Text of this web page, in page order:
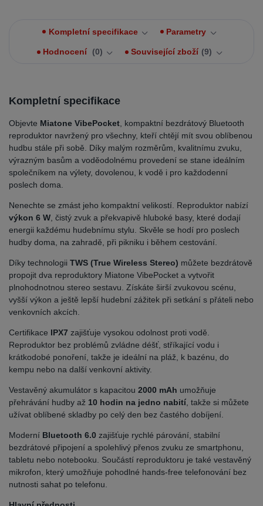
Kompletní specifikace Parametry
Hodnocení 0 Související zboží 9
Kompletní specifikace
Objevte Miatone VibePocket, kompaktní bezdrátový Bluetooth
reproduktor navržený pro všechny, kteří chtějí mít svou oblíbenou
hudbu stále při sobě. Díky malým rozměrům, kvalitnímu zvuku,
výrazným basům a voděodolnému provedení se stane ideálním
společníkem na výlety, dovolenou, k vodě i pro každodenní
poslech doma.
Nenechte se zmást jeho kompaktní velikostí. Reproduktor nabízí
výkon 6 W, čistý zvuk a překvapivě hluboké basy, které dodají
energii každému hudebnímu stylu. Skvěle se hodí pro poslech
hudby doma, na zahradě, při pikniku i během cestování.
Díky technologii TWS (True Wireless Stereo) můžete bezdrátově
propojit dva reproduktory Miatone VibePocket a vytvořit
plnohodnotnou stereo sestavu. Získáte širší zvukovou scénu,
vyšší výkon a ještě lepší hudební zážitek při setkání s přáteli nebo
venkovních akcích.
Certifikace IPX7 zajišťuje vysokou odolnost proti vodě.
Reproduktor bez problémů zvládne déšť, stříkající vodu i
krátkodobé ponoření, takže je ideální na pláž, k bazénu, do
kempu nebo na další venkovní aktivity.
Vestavěný akumulátor s kapacitou 2000 mAh umožňuje
přehrávání hudby až 10 hodin na jedno nabití, takže si můžete
užívat oblíbené skladby po celý den bez častého dobíjení.
Moderní Bluetooth 6.0 zajišťuje rychlé párování, stabilní
bezdrátové připojení a spolehlivý přenos zvuku ze smartphonu,
tabletu nebo notebooku. Součástí reproduktoru je také vestavěný
mikrofon, který umožňuje pohodlné hands-free telefonování bez
nutnosti sahat po telefonu.